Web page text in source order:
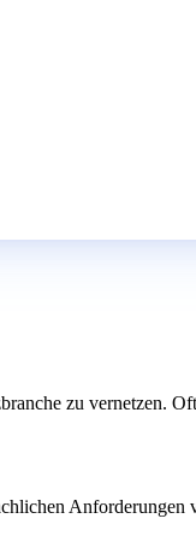
zu vernetzen.
Anforderungen